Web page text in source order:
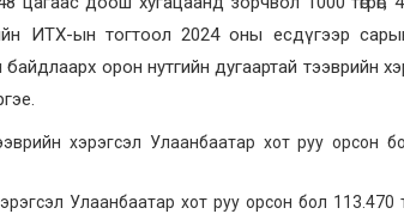
ИТХ-ын тогтоол 2024 оны есдүгээр
орон нутгийн дугаартай тээврийн
хэрэгсэл Улаанбаатар хот руу орсон
Улаанбаатар хот руу орсон бол 113.470